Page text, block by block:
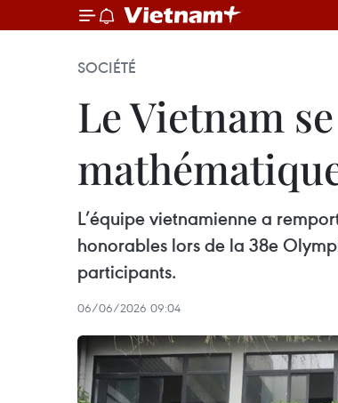
SOCIÉTÉ
Le Vietnam
L’équipe vietnamienne a
honorables lors de la 38e
participants.
06/06/2026 09:04